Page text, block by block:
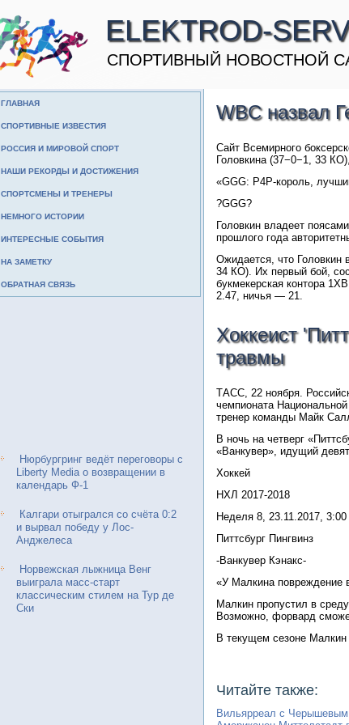
ELEKTROD-
CПОРТИВНЫЙ НОВОСТНОЙ
ГЛАВНАЯ
СПОРТИВНЫЕ ИЗВЕСТИЯ
РОССИЯ И МИРОВОЙ СПОРТ
НАШИ РЕКОРДЫ И ДОСТИЖЕНИЯ
СПОРТСМЕНЫ И ТРЕНЕРЫ
НЕМНОГО ИСТОРИИ
ИНТЕРЕСНЫЕ СОБЫТИЯ
НА ЗАМЕТКУ
ОБРАТНАЯ СВЯЗЬ
Нюрбургринг ведёт переговоры с
Liberty Media о возвращении в
календарь Ф-1
Калгари отыгрался со счёта 0:2
и вырвал победу у Лос-
Анджелеса
Норвежская лыжница Венг
выиграла масс-старт
классическим стилем на Тур де
Ски
WBC назвал
Сайт Всемирного
Головкина (37−0−1, 33
«GGG: P4P-король,
?GGG?
Головкин владеет
прошлого года
Ожидается, что Головкин
34 КО). Их первый бой,
букмекерская контора
2.47, ничья — 21.
Хоккеист
травмы
ТАСС, 22 ноября.
чемпионата
тренер команды Майк
В ночь на четверг
«Ванкувер», идущий
Хоккей
НХЛ 2017-2018
Неделя 8, 23.11.2017, 3:00
Питтсбург Пингвинз
-Ванкувер Кэнакс-
«У Малкина повреждение
Малкин пропустил в
Возможно, форвард
В текущем сезоне Малкин
Читайте также:
Вильярреал с Черышевым